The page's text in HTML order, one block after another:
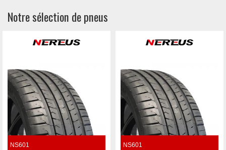
Notre sélection de pneus
NS601
NS601